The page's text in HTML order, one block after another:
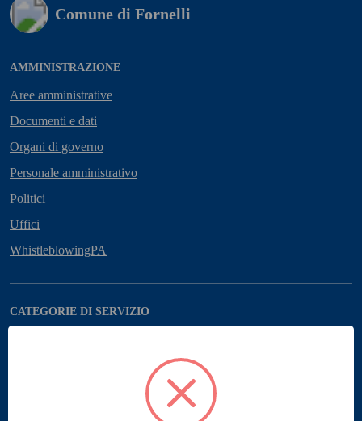
Comune di Fornelli
AMMINISTRAZIONE
Aree amministrative
Documenti e dati
Organi di governo
Personale amministrativo
Politici
Uffici
WhistleblowingPA
CATEGORIE DI SERVIZIO